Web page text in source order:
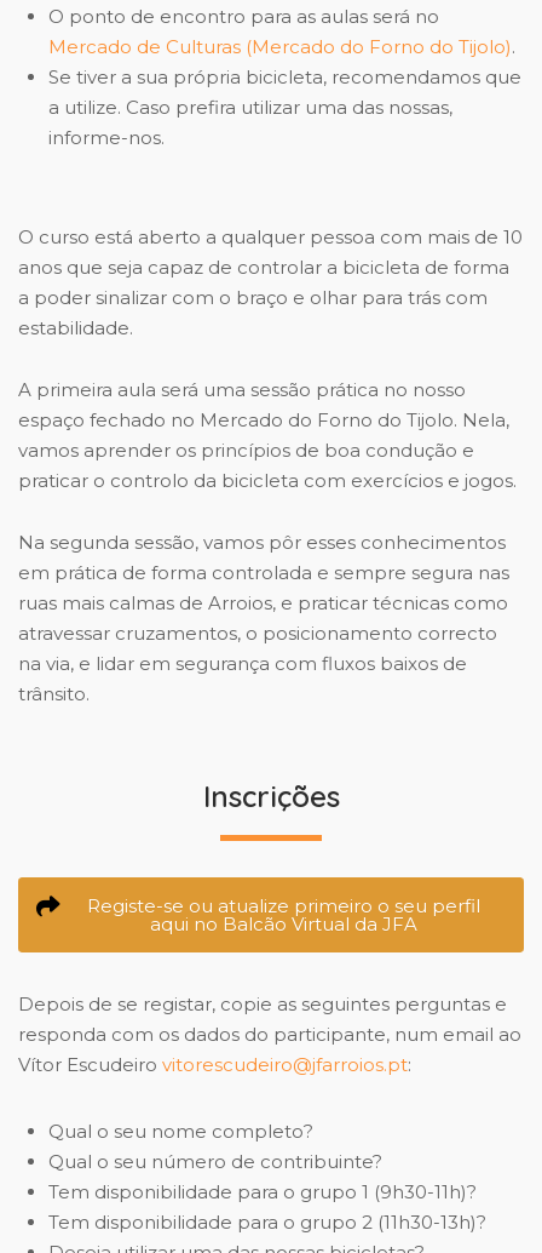
O ponto de encontro para as aulas será no
Mercado de Culturas (Mercado do Forno do Tijolo).
Se tiver a sua própria bicicleta, recomendamos que
a utilize. Caso prefira utilizar uma das nossas,
informe-nos.
O curso está aberto a qualquer pessoa com mais de 10
anos que seja capaz de controlar a bicicleta de forma
a poder sinalizar com o braço e olhar para trás com
estabilidade.
A primeira aula será uma sessão prática no nosso
espaço fechado no Mercado do Forno do Tijolo. Nela,
vamos aprender os princípios de boa condução e
praticar o controlo da bicicleta com exercícios e jogos.
Na segunda sessão, vamos pôr esses conhecimentos
em prática de forma controlada e sempre segura nas
ruas mais calmas de Arroios, e praticar técnicas como
atravessar cruzamentos, o posicionamento correcto
na via, e lidar em segurança com fluxos baixos de
trânsito.
Inscrições
Registe-se ou atualize primeiro o seu perfil
aqui no Balcão Virtual da JFA
Depois de se registar, copie as seguintes perguntas e
responda com os dados do participante, num email ao
Vítor Escudeiro vitorescudeiro@jfarroios.pt:
Qual o seu nome completo?
Qual o seu número de contribuinte?
Tem disponibilidade para o grupo 1 (9h30-11h)?
Tem disponibilidade para o grupo 2 (11h30-13h)?